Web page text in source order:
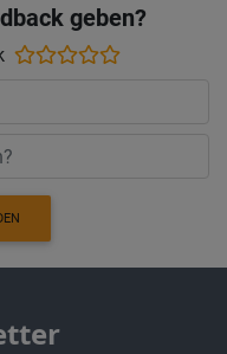
geben?